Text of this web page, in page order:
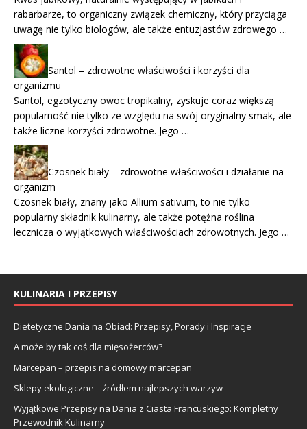
rabarbarze, to organiczny związek chemiczny, który przyciąga
uwagę nie tylko biologów, ale także entuzjastów zdrowego …
Santol – zdrowotne właściwości i korzyści dla
organizmu
Santol, egzotyczny owoc tropikalny, zyskuje coraz większą
popularność nie tylko ze względu na swój oryginalny smak, ale
także liczne korzyści zdrowotne. Jego …
Czosnek biały – zdrowotne właściwości i działanie na
organizm
Czosnek biały, znany jako Allium sativum, to nie tylko
popularny składnik kulinarny, ale także potężna roślina
lecznicza o wyjątkowych właściwościach zdrowotnych. Jego …
KULINARIA I PRZEPISY
Dietetyczne Dania na Obiad: Przepisy, Porady i Inspiracje
A może by tak coś dla mięsożerców?
Marcepan – przepis na domowy marcepan
Sklepy ekologiczne – źródłem najlepszych warzyw
Wyjątkowe Przepisy na Dania z Ciasta Francuskiego: Kompletny
Przewodnik Kulinarny